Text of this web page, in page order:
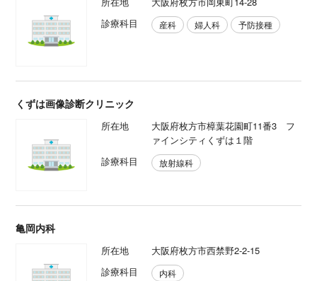
診療科目
産科 婦人科 予防接種
くずは画像診断クリニック
所在地
大阪府枚方市樟葉花園町11番3 フ
ァインシティくずは１階
診療科目
放射線科
亀岡内科
所在地
大阪府枚方市西禁野2-2-15
診療科目
内科